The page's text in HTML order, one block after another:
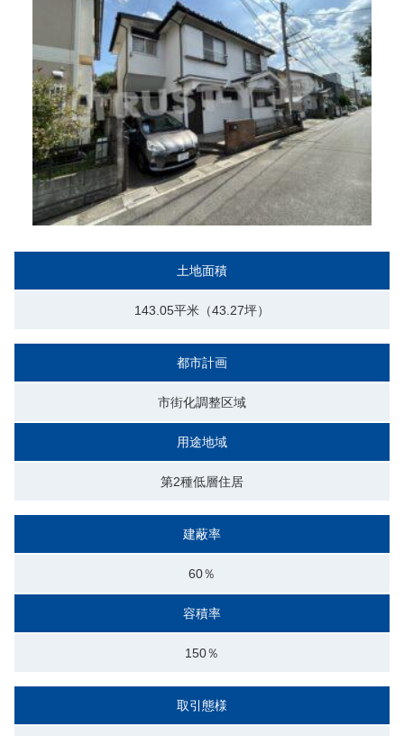
土地面積
143.05平米（43.27坪）
都市計画
市街化調整区域
用途地域
第2種低層住居
建蔽率
60％
容積率
150％
取引態様